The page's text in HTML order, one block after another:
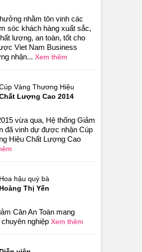
nhằm tôn vinh các
sóc khách hàng xuất sắc,
lượng, an toàn, tốt cho
Viet Nam Business
nhận... Xem thêm
Vàng Thương Hiệu
Lượng Cao 2014
vừa qua, Hệ thống Giảm
đã vinh dự được nhận Cúp
Hiệu Chất Lượng Cao
Hoa hậu quý bà
Hoàng Thị Yến
Cân An Toàn mang
nghiệp Xem thêm